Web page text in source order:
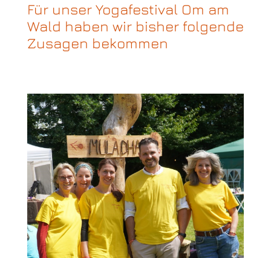
Für unser Yogafestival Om am
Wald haben wir bisher folgende
Zusagen bekommen